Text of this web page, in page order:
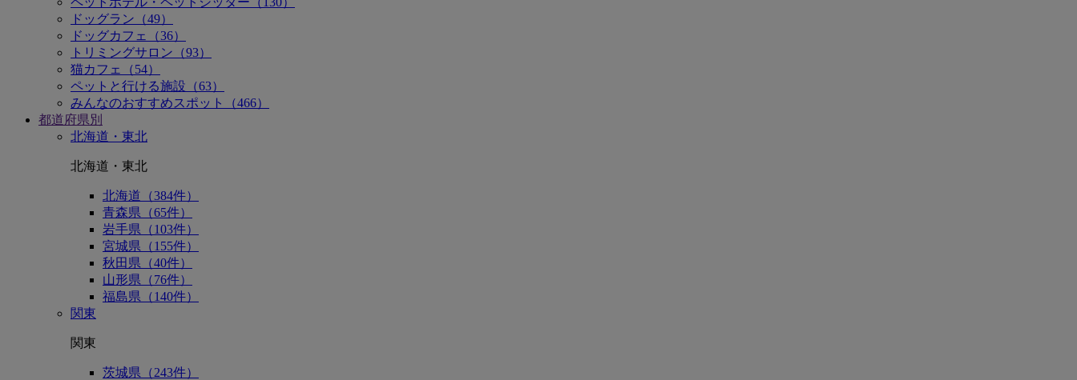
ドッグラン（49）
ドッグカフェ（36）
トリミングサロン（93）
猫カフェ（54）
ペットと行ける施設（63）
みんなのおすすめスポット（466）
都道府県別
北海道・東北
北海道・東北
北海道（384件）
青森県（65件）
岩手県（103件）
宮城県（155件）
秋田県（40件）
山形県（76件）
福島県（140件）
関東
関東
茨城県（243件）